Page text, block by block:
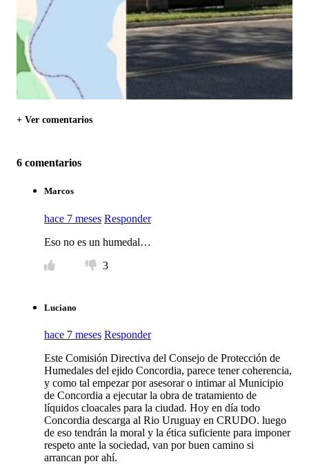
+ Ver comentarios
6 comentarios
Marcos
hace 7 meses Responder
Eso no es un humedal…
3
Luciano
hace 7 meses Responder
Este Comisión Directiva del Consejo de Protección de
Humedales del ejido Concordia, parece tener coherencia,
y como tal empezar por asesorar o intimar al Municipio
de Concordia a ejecutar la obra de tratamiento de
líquidos cloacales para la ciudad. Hoy en día todo
Concordia descarga al Rio Uruguay en CRUDO. luego
de eso tendrán la moral y la ética suficiente para imponer
respeto ante la sociedad, van por buen camino si
arrancan por ahí.